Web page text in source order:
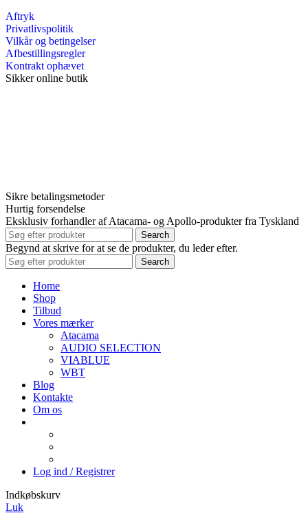
Aftryk
Privatlivspolitik
Vilkår og betingelser
Afbestillingsregler
Kontrakt ophævet
Sikker online butik
Sikre betalingsmetoder
Hurtig forsendelse
Eksklusiv forhandler af Atacama- og Apollo-produkter fra Tyskland
Search
Begynd at skrive for at se de produkter, du leder efter.
Search
Home
Shop
Tilbud
Vores mærker
Atacama
AUDIO SELECTION
VIABLUE
WBT
Blog
Kontakte
Om os
Log ind / Registrer
Indkøbskurv
Luk